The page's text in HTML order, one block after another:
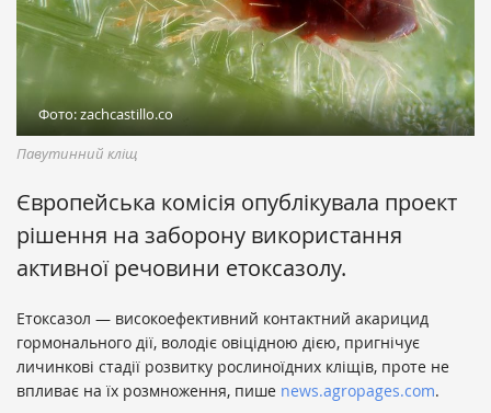
Фото: zachcastillo.co
Павутинний кліщ
Європейська комісія опублікувала проект
рішення на заборону використання
активної речовини етоксазолу.
Етоксазол — високоефективний контактний акарицид
гормонального дії, володіє овіцідною дією, пригнічує
личинкові стадії розвитку рослиноїдних кліщів, проте не
впливає на їх розмноження, пише news.agropages.com.